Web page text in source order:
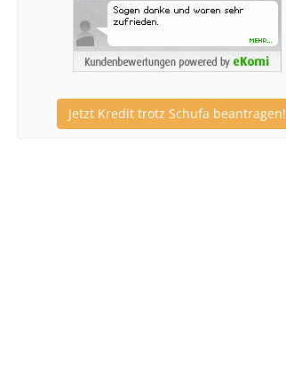
Jetzt Kredit trotz Schufa beantragen!